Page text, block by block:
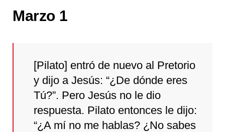
Marzo 1
[Pilato] entró de nuevo al Pretorio
y dijo a Jesús: “¿De dónde eres
Tú?”. Pero Jesús no le dio
respuesta. Pilato entonces le dijo:
“¿A mí no me hablas? ¿No sabes